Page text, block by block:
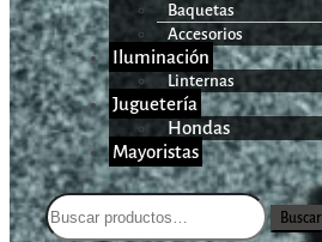
Baquetas
Accesorios
Iluminación
Linternas
Juguetería
Hondas
Mayoristas
Buscar